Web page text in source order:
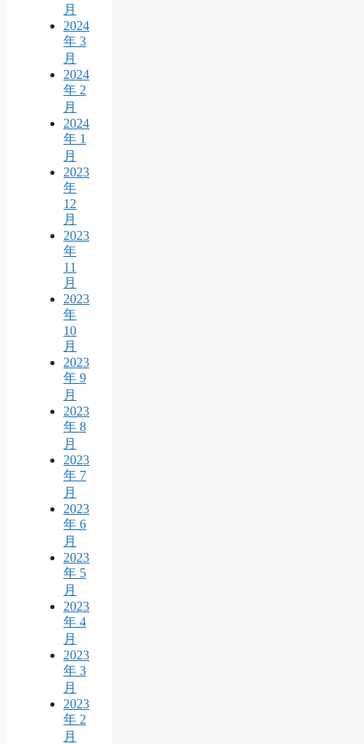
月
2024
年 3
月
2024
年 2
月
2024
年 1
月
2023
年
12
月
2023
年
11
月
2023
年
10
月
2023
年 9
月
2023
年 8
月
2023
年 7
月
2023
年 6
月
2023
年 5
月
2023
年 4
月
2023
年 3
月
2023
年 2
月